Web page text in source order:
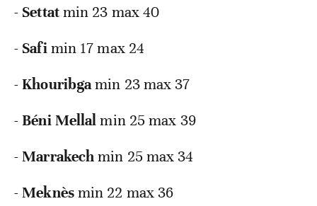
- Settatmin 23 max 40
- Safimin 17 max 24
-Khouribgamin 23 max 37
-Béni Mellalmin 25 max 39
-Marrakechmin 25 max 34
-Meknèsmin 22 max 36